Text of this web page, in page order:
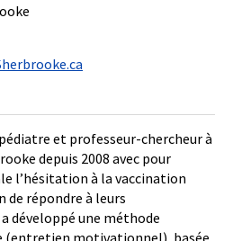
et professeur-chercheur à
depuis 2008 avec pour
l’hésitation à la vaccination
de répondre à leurs
développé une méthode
(entretien motivationnel), basée